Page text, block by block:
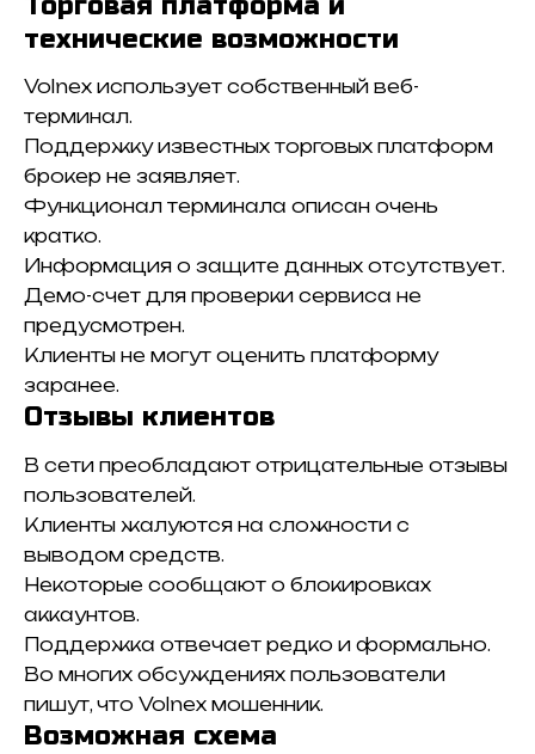
технические возможности
Volnex использует собственный веб-
терминал.
Поддержку известных торговых платформ
брокер не заявляет.
Функционал терминала описан очень
кратко.
Информация о защите данных отсутствует.
Демо-счет для проверки сервиса не
предусмотрен.
Клиенты не могут оценить платформу
заранее.
Отзывы клиентов
В сети преобладают отрицательные отзывы
пользователей.
Клиенты жалуются на сложности с
выводом средств.
Некоторые сообщают о блокировках
аккаунтов.
Поддержка отвечает редко и формально.
Во многих обсуждениях пользователи
пишут, что Volnex мошенник.
Возможная схема